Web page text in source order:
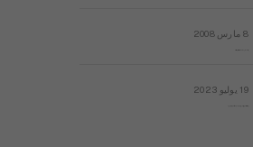
8 مارس 2008
19 يوليو 2023